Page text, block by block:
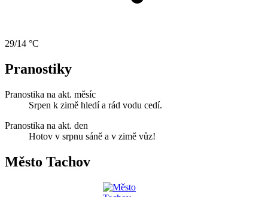
29/14 °C
Pranostiky
Pranostika na akt. měsíc
Srpen k zimě hledí a rád vodu cedí.
Pranostika na akt. den
Hotov v srpnu sáně a v zimě vůz!
Město Tachov